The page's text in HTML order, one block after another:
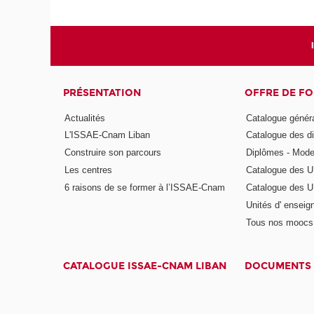
PRÉSENTATION
Actualités
L'ISSAE-Cnam Liban
Construire son parcours
Les centres
6 raisons de se former à l’ISSAE-Cnam
OFFRE DE
Catalogue
Catalogue des
Diplômes -
Catalogue des
Catalogue des
Unités d'
Tous nos moocs
CATALOGUE ISSAE-CNAM LIBAN DOCUMENTS